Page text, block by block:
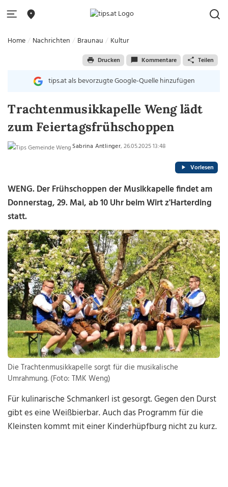
Home Nachrichten Braunau Kultur
Drucken Kommentare Teilen
tips.at als bevorzugte Google-Quelle hinzufügen
Trachtenmusikkapelle Weng lädt
zum Feiertagsfrühschoppen
Sabrina Antlinger, 26.05.2025 13:48
Vorlesen
WENG. Der Frühschoppen der Musikkapelle findet am
Donnerstag, 29. Mai, ab 10 Uhr beim Wirt z'Harterding
statt.
Die Trachtenmusikkapelle sorgt für die musikalische
Umrahmung. (Foto: TMK Weng)
Für kulinarische Schmankerl ist gesorgt. Gegen den Durst
gibt es eine Weißbierbar. Auch das Programm für die
Kleinsten kommt mit einer Kinderhüpfburg nicht zu kurz.